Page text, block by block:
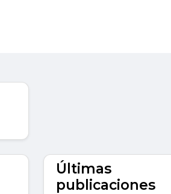
Últimas
publicaciones